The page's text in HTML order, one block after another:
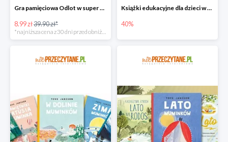
Gra pamięciowa Odlot w super cenie
8.99 zł39.90 zł*
Książki edukacyjne dla dzieci w niePrzeczytane.pl do -40%
40%